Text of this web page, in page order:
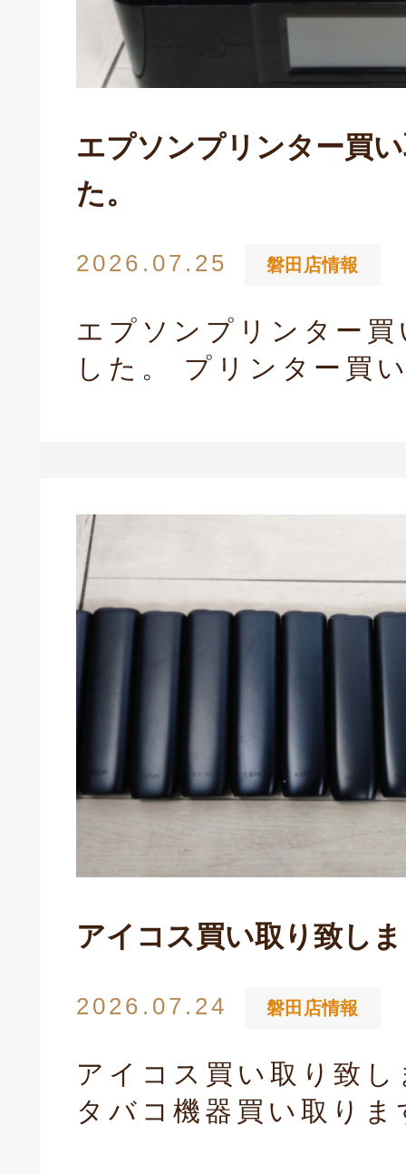
エプソンプリンター買
た。
2026.07.25 磐田店情報
エプソンプリンター
した。 プリンター買
アイコス買い取り致し
2026.07.24 磐田店情報
アイコス買い取り致
タバコ機器買い取りま